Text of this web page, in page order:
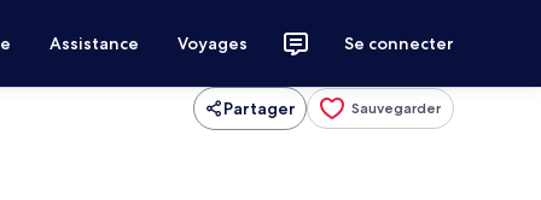
Assistance Voyages Se connecter
Partager Sauvegarder